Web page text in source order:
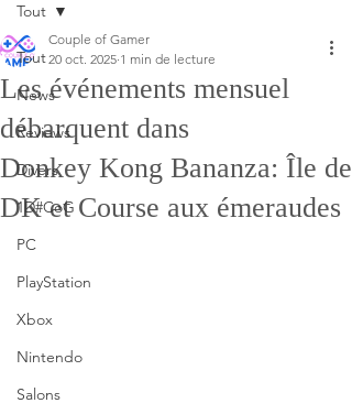
Tout
News
Reviews
Divers
1D#CoG
PC
PlayStation
Xbox
Nintendo
Salons
Tout
Les événements mensuel
débarquent dans
Donkey Kong Bananza: Île de
DK et Course aux émeraudes
Couple of Gamer
20 oct. 2025 1 min de lecture